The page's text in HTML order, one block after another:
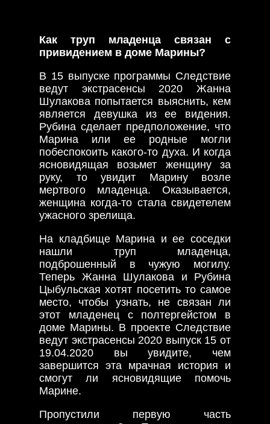
Как труп младенца связан с
привидением в доме Марины?
В 15 выпуске программы Следствие
ведут экстрасенсы 2020 Жанна
Шулакова попытается выяснить, кем
является девушка из ее видения.
Рубина сделает предположение, что
Марина или ее родные могли
побеспокоить какого-то духа. И когда
ясновидящая возьмет женщину за
руку, то увидит Марину возле
мертвого младенца. Оказывается,
женщина когда-то стала свидетелем
ужасного зрелища.
На кладбище Марина и ее соседки
нашли труп младенца,
подброшенный в чужую могилу.
Теперь Жанна Шулакова и Рубина
Цыбульская хотят посетить то самое
место, чтобы узнать, не связан ли
этот младенец с полтергейстом в
доме Марины. В проекте Следствие
ведут экстрасенсы 2020 выпуск 15 от
19.04.2020 вы увидите, чем
завершится эта мрачная история и
смогут ли ясновидящие помочь
Марине.
Пропустили первую часть